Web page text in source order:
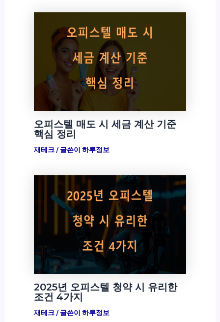
오피스텔 매도 시 세금 계산 기준
핵심 정리
재테크/ 글쓴이 하루정보
2025년 오피스텔 청약 시 유리한
조건 4가지
재테크/ 글쓴이 하루정보